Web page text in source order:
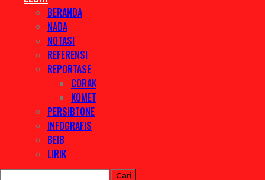
BERANDA
NADA
NOTASI
REFERENSI
REPORTASE
CORAK
KOMET
PERSIBTONE
INFOGRAFIS
BEIB
LIRIK